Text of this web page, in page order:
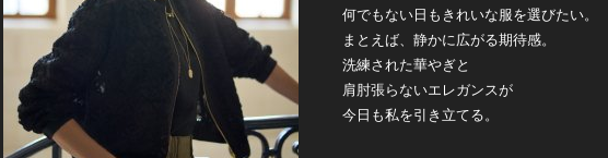
何でもない日もきれいな服を選びたい。
まとえば、静かに広がる期待感。
洗練された華やぎと
肩肘張らないエレガンスが
今日も私を引き立てる。